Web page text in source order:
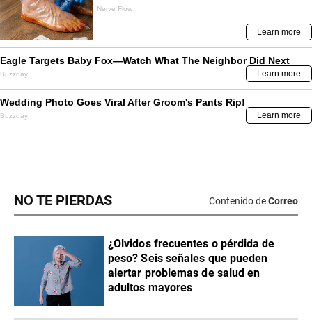
NO TE PIERDAS Contenido deCorreo
¿Olvidos frecuentes o pérdida de
peso? Seis señales que pueden
alertar problemas de salud en
adultos mayores